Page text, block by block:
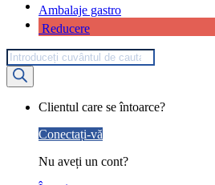
Ambalaje gastro
Reducere
Products
search
Clientul care se întoarce?
Conectați-vă
Nu aveți un cont?